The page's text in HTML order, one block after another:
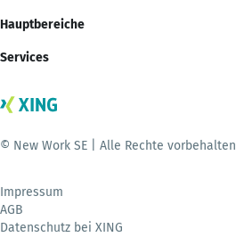
Hauptbereiche
Services
© New Work SE | Alle Rechte vorbehalten
Impressum
AGB
Datenschutz bei XING